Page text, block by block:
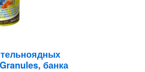
банка